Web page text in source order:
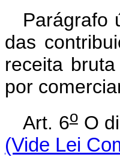
Parágrafo
das
receita
por
Art. 6oO
(Vide Lei